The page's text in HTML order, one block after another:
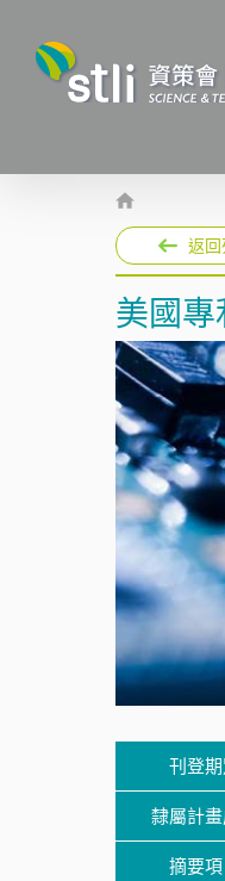
返回
美國
刊登期
隸屬計
摘要項